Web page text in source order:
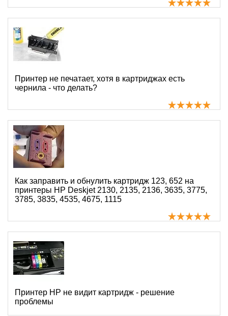
Принтер не печатает, хотя в картриджах есть
чернила - что делать?
Как заправить и обнулить картридж 123, 652 на
принтеры HP Deskjet 2130, 2135, 2136, 3635, 3775,
3785, 3835, 4535, 4675, 1115
Принтер HP не видит картридж - решение
проблемы